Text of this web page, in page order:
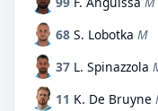
68 S. Lobotka M
37 L. Spinazzola
11 K. De Bruyne